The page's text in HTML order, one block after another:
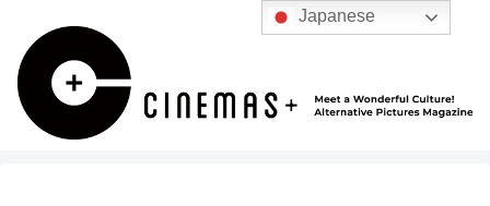
Japanese